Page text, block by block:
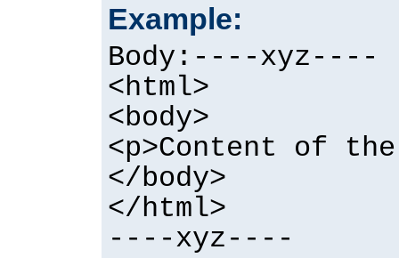
Example:
Body:----xyz----
<html>
<body>
<p>Content of
</body>
</html>
----xyz----